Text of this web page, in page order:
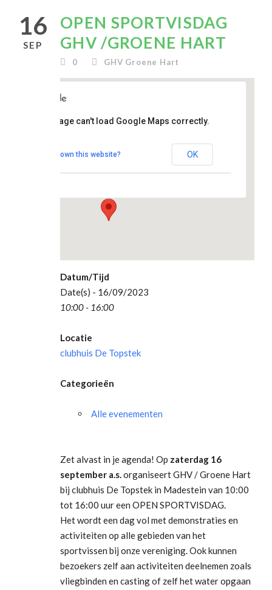
16
SEP
OPEN SPORTVISDAG
GHV /GROENE HART
0 GHV Groene Hart
De
Madesteinweg 34
This page can't load Google Maps correctly.
Do you own this website? OK
Datum/Tijd
Date(s) - 16/09/2023
10:00 - 16:00
Locatie
clubhuis De Topstek
Categorieën
Alle evenementen
Zet alvast in je agenda! Op zaterdag 16
september a.s.organiseert GHV / Groene Hart
bij clubhuis De Topstek in Madestein van 10:00
tot 16:00 uur een OPEN SPORTVISDAG.
Het wordt een dag vol met demonstraties en
activiteiten op alle gebieden van het
sportvissen bij onze vereniging. Ook kunnen
bezoekers zelf aan activiteiten deelnemen zoals
vliegbinden en casting of zelf het water opgaan